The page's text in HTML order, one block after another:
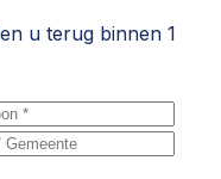
u terug binnen 1